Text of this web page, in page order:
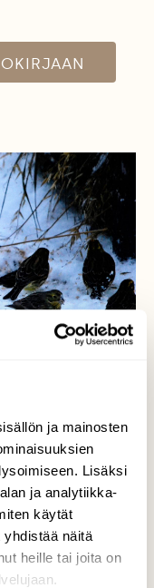
ja mainosten
Lisäksi
ja analytiikka-
käytät
näitä
heille tai joita on
lintuista oli
kevään